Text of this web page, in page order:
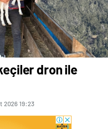
dron ile
2026 19:23